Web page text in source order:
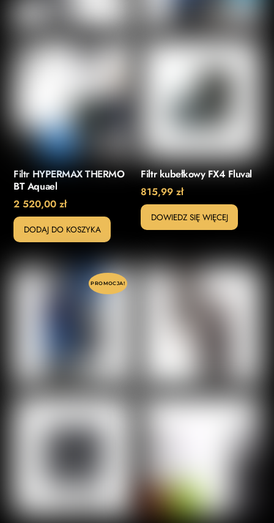
Filtr HYPERMAX THERMO
BT Aquael
2 520,00zł
DODAJ DO KOSZYKA
Filtr kubełkowy FX4 Fluval
815,99zł
DOWIEDZ SIĘ WIĘCEJ
PROMOCJA!